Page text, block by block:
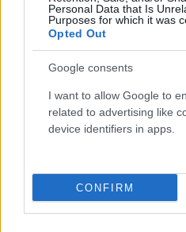
Personal Data that Is
Purposes for which it was
Opted Out
Google consents
I want to allow Google to
related to advertising like
device identifiers in apps.
CONFIRM